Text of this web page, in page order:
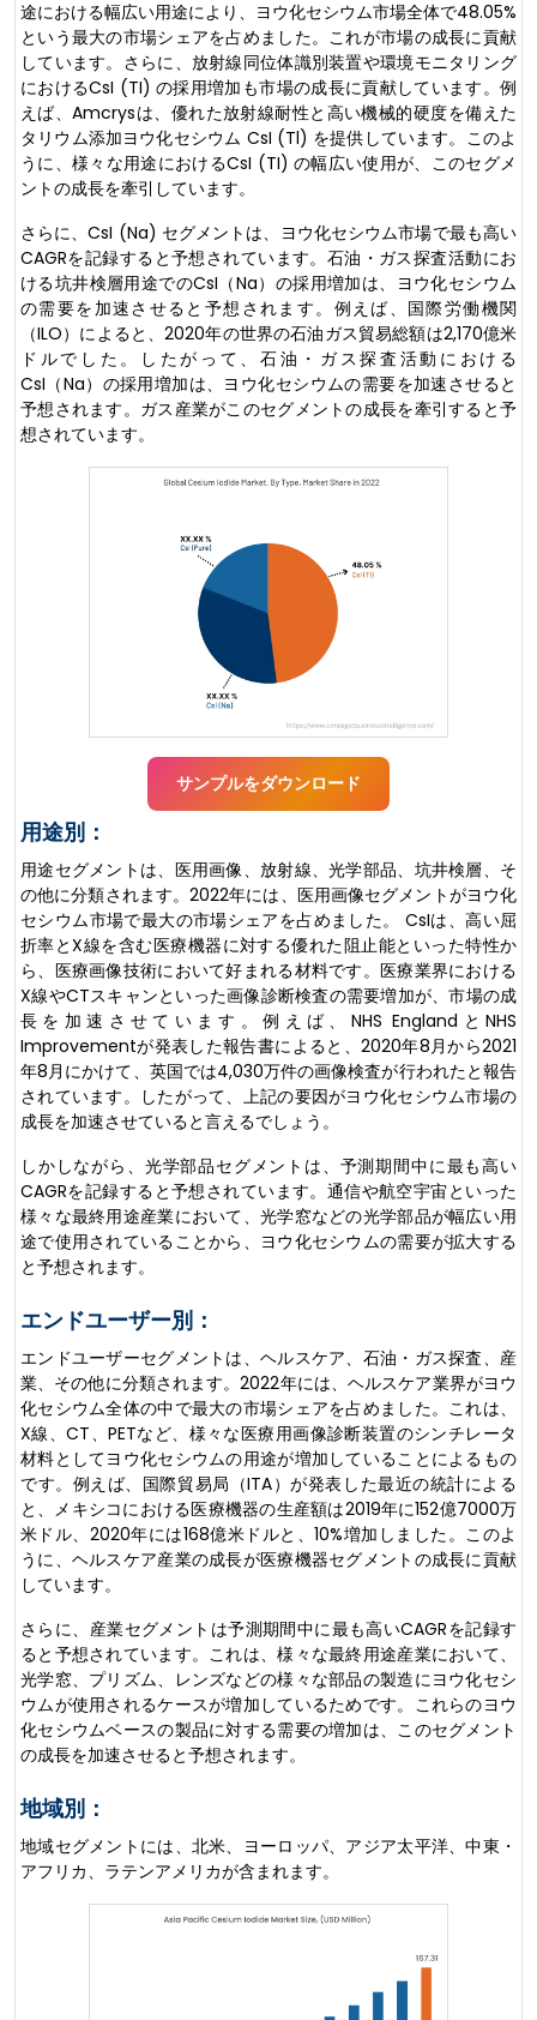
途における幅広い用途により、ヨウ化セシウム市場全体で48.05%
という最大の市場シェアを占めました。これが市場の成長に貢献
しています。さらに、放射線同位体識別装置や環境モニタリング
におけるCsI (TI) の採用増加も市場の成長に貢献しています。例
えば、Amcrysは、優れた放射線耐性と高い機械的硬度を備えた
タリウム添加ヨウ化セシウム CsI (Tl) を提供しています。このよ
うに、様々な用途におけるCsI (TI) の幅広い使用が、このセグメ
ントの成長を牽引しています。
さらに、CsI (Na) セグメントは、ヨウ化セシウム市場で最も高い
CAGRを記録すると予想されています。石油・ガス探査活動にお
ける坑井検層用途でのCsI（Na）の採用増加は、ヨウ化セシウム
の需要を加速させると予想されます。例えば、国際労働機関
（ILO）によると、2020年の世界の石油ガス貿易総額は2,170億米
ドルでした。したがって、石油・ガス探査活動における
CsI（Na）の採用増加は、ヨウ化セシウムの需要を加速させると
予想されます。ガス産業がこのセグメントの成長を牽引すると予
想されています。
サンプルをダウンロード
用途別：
用途セグメントは、医用画像、放射線、光学部品、坑井検層、そ
の他に分類されます。2022年には、医用画像セグメントがヨウ化
セシウム市場で最大の市場シェアを占めました。 CsIは、高い屈
折率とX線を含む医療機器に対する優れた阻止能といった特性か
ら、医療画像技術において好まれる材料です。医療業界における
X線やCTスキャンといった画像診断検査の需要増加が、市場の成
長を加速させています。例えば、NHS EnglandとNHS
Improvementが発表した報告書によると、2020年8月から2021
年8月にかけて、英国では4,030万件の画像検査が行われたと報告
されています。したがって、上記の要因がヨウ化セシウム市場の
成長を加速させていると言えるでしょう。
しかしながら、光学部品セグメントは、予測期間中に最も高い
CAGRを記録すると予想されています。通信や航空宇宙といった
様々な最終用途産業において、光学窓などの光学部品が幅広い用
途で使用されていることから、ヨウ化セシウムの需要が拡大する
と予想されます。
エンドユーザー別：
エンドユーザーセグメントは、ヘルスケア、石油・ガス探査、産
業、その他に分類されます。2022年には、ヘルスケア業界がヨウ
化セシウム全体の中で最大の市場シェアを占めました。これは、
X線、CT、PETなど、様々な医療用画像診断装置のシンチレータ
材料としてヨウ化セシウムの用途が増加していることによるもの
です。例えば、国際貿易局（ITA）が発表した最近の統計による
と、メキシコにおける医療機器の生産額は2019年に152億7000万
米ドル、2020年には168億米ドルと、10%増加しました。このよ
うに、ヘルスケア産業の成長が医療機器セグメントの成長に貢献
しています。
さらに、産業セグメントは予測期間中に最も高いCAGRを記録す
ると予想されています。これは、様々な最終用途産業において、
光学窓、プリズム、レンズなどの様々な部品の製造にヨウ化セシ
ウムが使用されるケースが増加しているためです。これらのヨウ
化セシウムベースの製品に対する需要の増加は、このセグメント
の成長を加速させると予想されます。
地域別：
地域セグメントには、北米、ヨーロッパ、アジア太平洋、中東・
アフリカ、ラテンアメリカが含まれます。